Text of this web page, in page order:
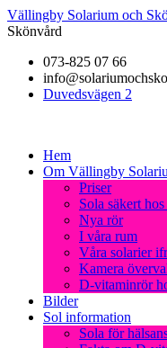
Vällingby Solarium och
Skönvård
073-825 07 66
Duvedsvägen 2
Hem
Om Vällingby
Priser
Sola säkert hos
Nya rör
I våra rum
Våra solarier
Kamera
D-vitaminrör
Bilder
Sol information
Sola för